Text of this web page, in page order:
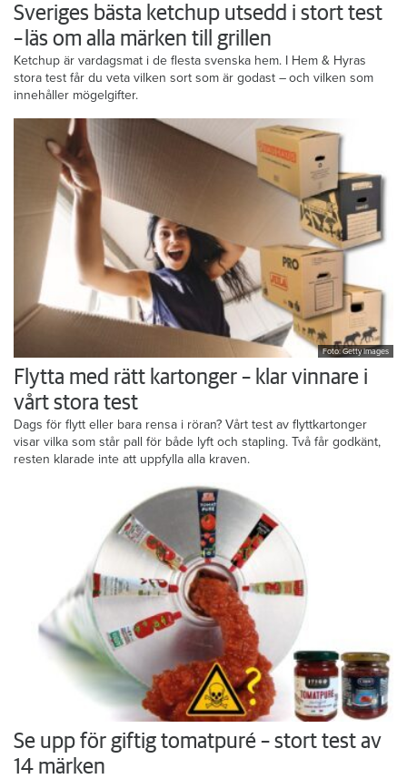
Sveriges bästa ketchup utsedd i stort test
– läs om alla märken till grillen
Ketchup är vardagsmat i de flesta svenska hem. I Hem & Hyras
stora test får du veta vilken sort som är godast – och vilken som
innehåller mögelgifter.
Foto: Getty Images
Flytta med rätt kartonger – klar vinnare i
vårt stora test
Dags för flytt eller bara rensa i röran? Vårt test av flyttkartonger
visar vilka som står pall för både lyft och stapling. Två får godkänt,
resten klarade inte att uppfylla alla kraven.
Se upp för giftig tomatpuré – stort test av
14 märken